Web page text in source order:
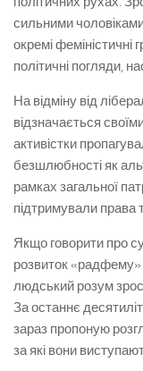
сильними
окремі феміністичні
політичні погляди,
На відміну від
відзначається
активістки
безшлюбності як
рамках загальної
підтримували права
Якщо говорити про
розвиток «радфему»
людський розум
За останнє
зараз пропоную
за які вони